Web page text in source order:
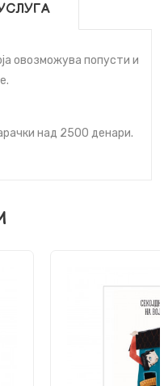
овозможува попусти и
над 2500 денари.